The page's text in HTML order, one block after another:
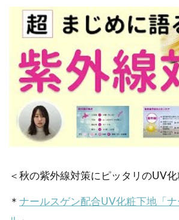
＜秋の紫外線対策にピッタリのUV化
＊ ナールスゲン配合UV化粧下地「